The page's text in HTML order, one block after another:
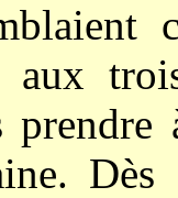
aux
prendre